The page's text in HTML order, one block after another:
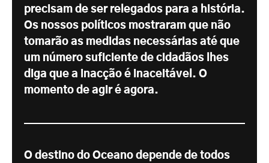
precisam de ser relegados para a história.
Os nossos políticos mostraram que não
tomarão as medidas necessárias até que
um número suficiente de cidadãos lhes
diga que a inacção é inaceitável. O
momento de agir é agora.
O destino do Oceano depende de todos